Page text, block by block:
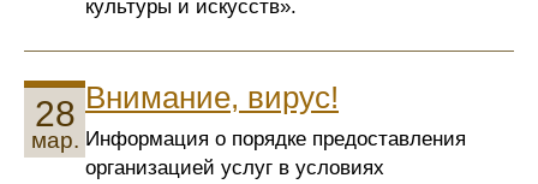
культуры и искусств».
28
мар.
Внимание, вирус!
Информация о порядке предоставления
организацией услуг в условиях